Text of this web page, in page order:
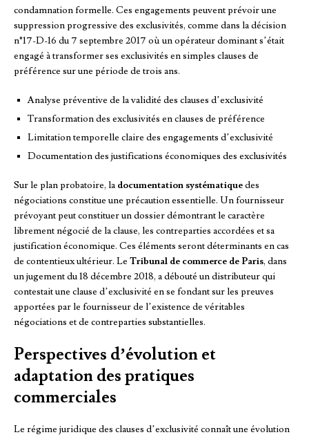
condamnation formelle. Ces engagements peuvent prévoir une
suppression progressive des exclusivités, comme dans la décision
n°17-D-16 du 7 septembre 2017 où un opérateur dominant s’était
engagé à transformer ses exclusivités en simples clauses de
préférence sur une période de trois ans.
Analyse préventive de la validité des clauses d’exclusivité
Transformation des exclusivités en clauses de préférence
Limitation temporelle claire des engagements d’exclusivité
Documentation des justifications économiques des exclusivités
Sur le plan probatoire, la documentation systématiquedes
négociations constitue une précaution essentielle. Un fournisseur
prévoyant peut constituer un dossier démontrant le caractère
librement négocié de la clause, les contreparties accordées et sa
justification économique. Ces éléments seront déterminants en cas
de contentieux ultérieur. Le Tribunal de commerce de Paris, dans
un jugement du 18 décembre 2018, a débouté un distributeur qui
contestait une clause d’exclusivité en se fondant sur les preuves
apportées par le fournisseur de l’existence de véritables
négociations et de contreparties substantielles.
Perspectives d’évolution et
adaptation des pratiques
commerciales
Le régime juridique des clauses d’exclusivité connaît une évolution